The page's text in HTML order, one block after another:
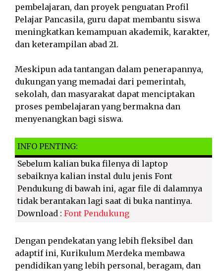
pembelajaran, dan proyek penguatan Profil
Pelajar Pancasila, guru dapat membantu siswa
meningkatkan kemampuan akademik, karakter,
dan keterampilan abad 21.
Meskipun ada tantangan dalam penerapannya,
dukungan yang memadai dari pemerintah,
sekolah, dan masyarakat dapat menciptakan
proses pembelajaran yang bermakna dan
menyenangkan bagi siswa.
INFO PENTING:
Sebelum kalian buka filenya di laptop
sebaiknya kalian instal dulu jenis Font
Pendukung di bawah ini, agar file di dalamnya
tidak berantakan lagi saat di buka nantinya.
Download : Font Pendukung
Dengan pendekatan yang lebih fleksibel dan
adaptif ini, Kurikulum Merdeka membawa
pendidikan yang lebih personal, beragam, dan